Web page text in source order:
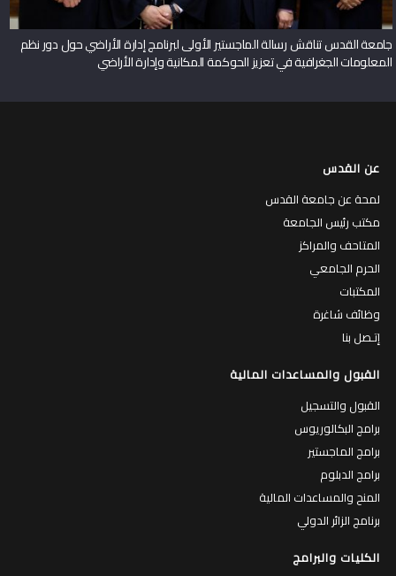
جامعة القدس تناقش رسالة الماجستير الأولى لبرنامج إدارة الأراضي حول دور نظم
المعلومات الجغرافية في تعزيز الحوكمة المكانية وإدارة الأراضي
عن القدس
لمحة عن جامعة القدس
مكتب رئيس الجامعة
المتاحف والمراكز
الحرم الجامعي
المكتبات
وظائف شاغرة
إتـصل بنا
القبول والمساعدات المالية
القبول والتسجيل
برامج البكالوريوس
برامج الماجستير
برامج الدبلوم
المنح والمساعدات المالية
برنامج الزائر الدولي
الكليات والبرامج